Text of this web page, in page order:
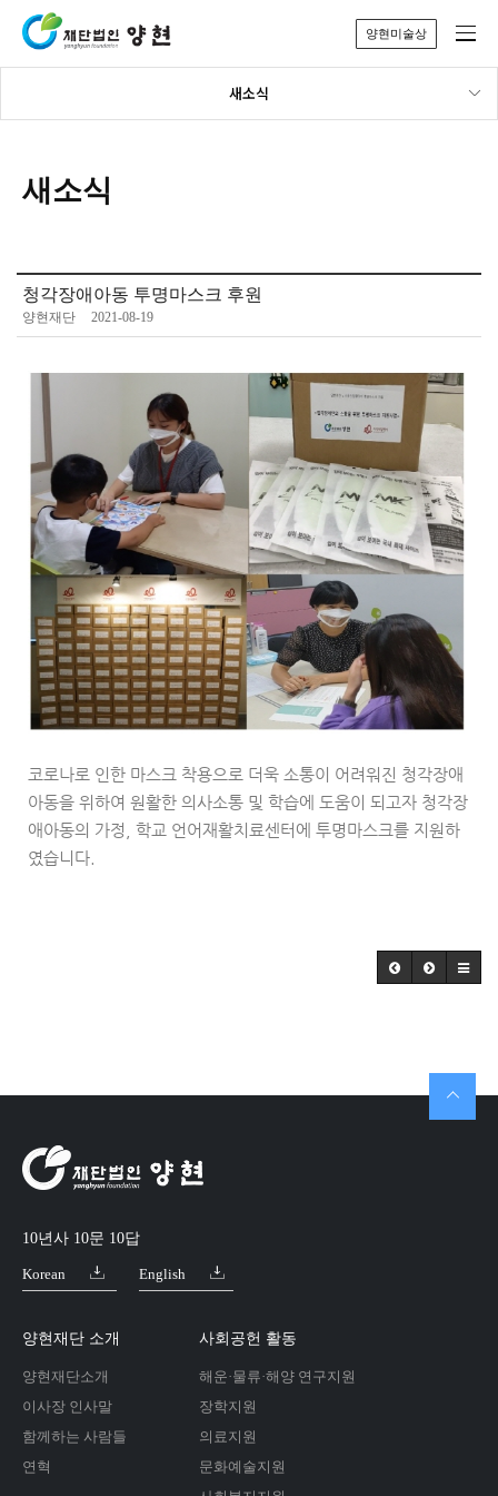
양현미술상
새소식
새소식
청각장애아동 투명마스크 후원
양현재단 2021-08-19
코로나로 인한 마스크 착용으로 더욱 소통이 어려워진 청각장애
아동을 위하여 원활한 의사소통 및 학습에 도움이 되고자 청각장
애아동의 가정, 학교 언어재활치료센터에 투명마스크를 지원하
였습니다.
10년사 10문 10답
Korean English
양현재단 소개
양현재단소개
이사장 인사말
함께하는 사람들
연혁
사회공헌 활동
해운·물류·해양 연구지원
장학지원
의료지원
문화예술지원